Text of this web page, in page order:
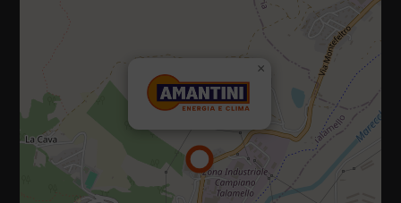
×
47867 Via Campiano, 10, Talamello (Rimini)
0541 920035
E-mail: info@amantiniclima.it